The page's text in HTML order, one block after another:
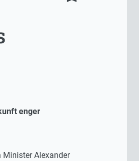
enger
Minister Alexander